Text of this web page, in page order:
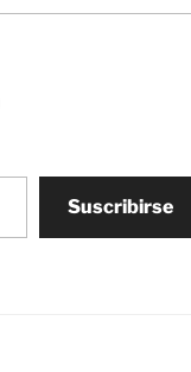
Suscribirse